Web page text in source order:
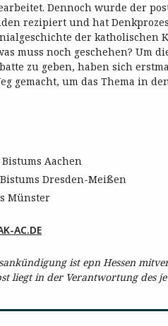
Dennoch wurde der
rezipiert und hat
der katholischen
muss noch geschehen? Um
zu geben, haben sich
gemacht, um das Thema in
Aachen
Dresden-Meißen
Münster
AC.DE
ist epn Hessen
liegt in der Verantwortung des